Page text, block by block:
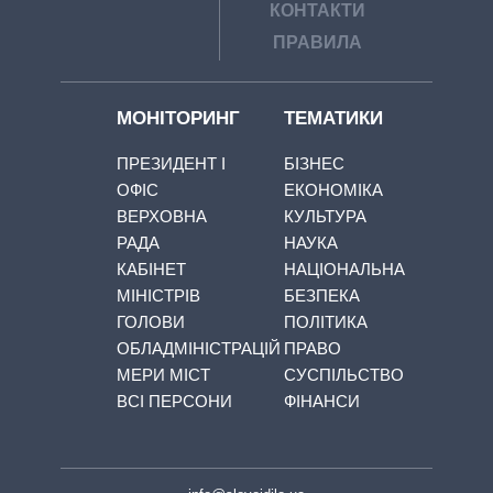
КОНТАКТИ
ПРАВИЛА
МОНІТОРИНГ
ПРЕЗИДЕНТ І
ОФІС
ВЕРХОВНА
РАДА
КАБІНЕТ
МІНІСТРІВ
ГОЛОВИ
ОБЛАДМІНІСТРАЦІЙ
МЕРИ МІСТ
ВСІ ПЕРСОНИ
ТЕМАТИКИ
БІЗНЕС
ЕКОНОМІКА
КУЛЬТУРА
НАУКА
НАЦІОНАЛЬНА
БЕЗПЕКА
ПОЛІТИКА
ПРАВО
СУСПІЛЬСТВО
ФІНАНСИ